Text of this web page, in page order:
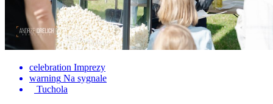
celebration Imprezy
warning Na sygnale
Tuchola